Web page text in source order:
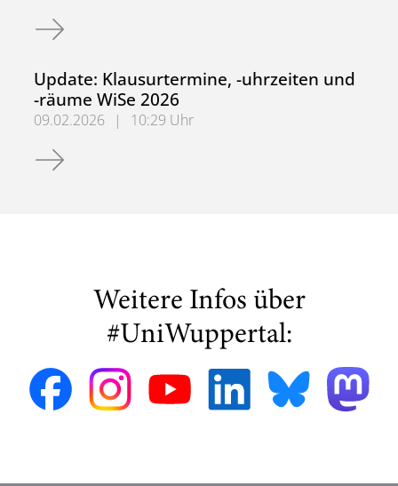
Exkursion Deutscher Nahverkehrstag 2026
Update: Klausurtermine, -uhrzeiten und
-räume WiSe 2026
09.02.2026 |
10:29 Uhr
Update: Klausurtermine, -uhrzeiten und -räume WiSe
Weitere Infos über
#UniWuppertal: